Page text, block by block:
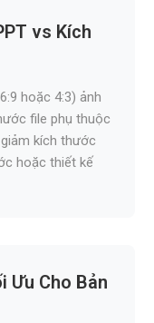
vs Kích
hoặc 4:3) ảnh
file phụ thuộc
kích thước
hoặc thiết kế
Ưu Cho Bản